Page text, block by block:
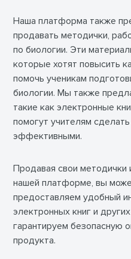
Наша платформа также
продавать методички,
по биологии. Эти
которые хотят повысить
помочь ученикам
биологии. Мы также
такие как электронные
помогут учителям
эффективными.
Продавая свои методички
нашей платформе, вы
предоставляем удобный
электронных книг и
гарантируем безопасную
продукта.